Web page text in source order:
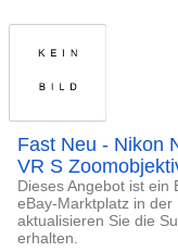
Fast Neu - Nikon
VR S
Dieses Angebot ist ein
eBay-Marktplatz in
aktualisieren Sie die
erhalten.